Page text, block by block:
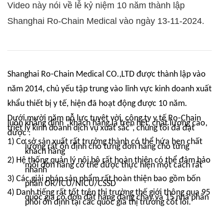
Video này nói về lễ kỷ niệm 10 năm thành lập
Shanghai Ro-Chain Medical vào ngày 13-11-2024.
Shanghai Ro-Chain Medical CO.,LTD được thành lập vào
năm 2014, chủ yếu tập trung vào lĩnh vực kinh doanh xuất
khẩu thiết bị y tế, hiện đã hoạt động được 10 năm.
Dưới mười năm nỗ lực tuyệt vời, công ty y tế Ro-Chain
luôn khẳng định “khách hàng là trên hết, chất lượng cao,
triết lý kinh doanh dịch vụ xuất sắc”, chúng tôi đã đạt
được :
1) Cơ sở sản xuất rất trưởng thành có thể hứa hẹn chất
lượng rất ổn định cho từng đơn hàng cho từng
khách hàng
2) Hệ thống quản lý nội bộ rất hoàn thiện có thể đảm bảo
mỗi đơn hàng có thể được thực hiện một cách rất
nhanh
3) Các giải pháp sản phẩm rất hoàn thiện bao gồm bốn
phần OR/ICU/NICU/CSSD
4) Danh tiếng rất tốt trên thị trường thế giới thông qua 95
quốc gia có đơn đặt hàng đang chạy và 15 nhà phân
phối ổn định tại các quốc gia thị trường cốt lõi.